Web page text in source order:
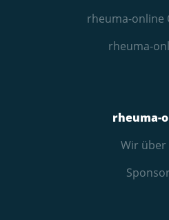
rheuma-online
rheuma-
rheuma-
Wir über